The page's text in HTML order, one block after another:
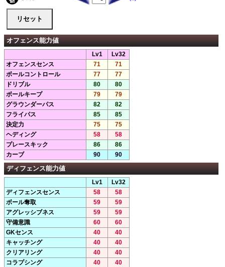
オフェンス能力値
Lv1
Lv32
オフェンスセンス
71
71
ボールコントロール
77
77
ドリブル
80
80
ボールキープ
79
79
グラウンダーパス
82
82
フライパス
85
85
決定力
75
75
ヘディング
58
58
プレースキック
86
86
カーブ
90 90
ディフェンス能力値
Lv1
Lv32
ディフェンスセンス
58
58
ボール奪取
59
59
アグレッシブネス
59
59
守備意識
60
60
GKセンス
40
40
キャッチング
40
40
クリアリング
40
40
コラプシング
40 40